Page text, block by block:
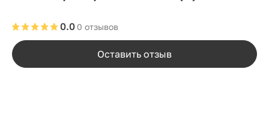
0 отзывов
0.0
Оставить отзыв